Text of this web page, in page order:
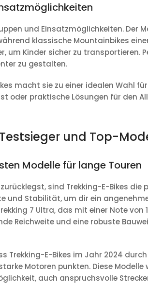
und Einsatzmöglichkeiten. Der
klassische Mountainbikes
um Kinder sicher zu transportieren.
zu gestalten.
macht sie zu einer idealen Wahl
oder praktische Lösungen für den
und Top-
Modelle für lange Touren
sind Trekking-E-Bikes die
und Stabilität, um dir ein
7 Ultra, das mit einer Note von
Reichweite und eine robuste
Trekking-E-Bikes im Jahr 2024
Motoren punkten. Diese Modelle
auch anspruchsvolle